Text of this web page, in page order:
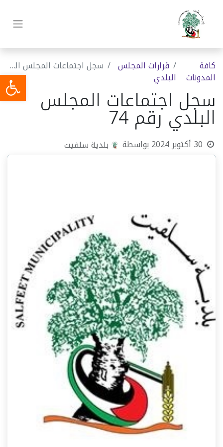
كافة
المدونات
قرارات المجلس
البلدي
سجل اجتماعات المجلس البلدي رقم 74
سجل اجتماعات المجلس
البلدي رقم 74
30 أكتوبر 2024 بواسطة بلدية سلفيت